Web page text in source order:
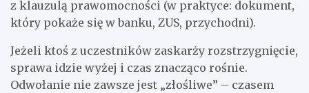
z klauzulą prawomocności (w praktyce: dokument,
który pokaże się w banku, ZUS, przychodni).
Jeżeli ktoś z uczestników zaskarży rozstrzygnięcie,
sprawa idzie wyżej i czas znacząco rośnie.
Odwołanie nie zawsze jest „złośliwe” – czasem